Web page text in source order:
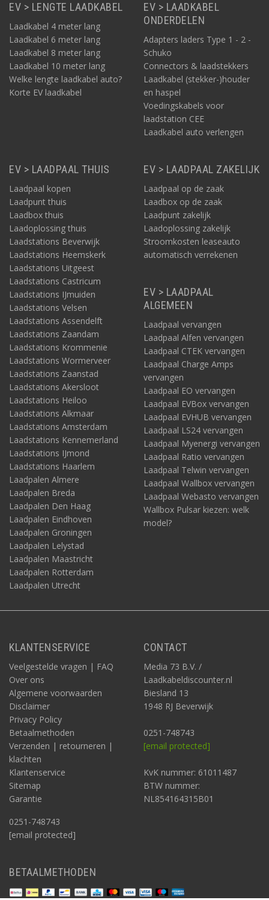
EV > LENGTE LAADKABEL
Laadkabel 4 meter lang
Laadkabel 6 meter lang
Laadkabel 8 meter lang
Laadkabel 10 meter lang
Welke lengte laadkabel auto?
Korte EV laadkabel
EV > LAADKABEL
ONDERDELEN
Adapters laders Type 1 - 2 -
Schuko
Connectors & laadstekkers
Laadkabel (stekker-)houder
en haspel
Voedingskabels voor
laadstation CEE
Laadkabel auto verlengen
EV > LAADPAAL THUIS
Laadpaal kopen
Laadpunt thuis
Laadbox thuis
Laadoplossing thuis
Laadstations Beverwijk
Laadstations Heemskerk
Laadstations Uitgeest
Laadstations Castricum
Laadstations IJmuiden
Laadstations Velsen
Laadstations Assendelft
Laadstations Zaandam
Laadstations Krommenie
Laadstations Wormerveer
Laadstations Zaanstad
Laadstations Akersloot
Laadstations Heiloo
Laadstations Alkmaar
Laadstations Amsterdam
Laadstations Kennemerland
Laadstations IJmond
Laadstations Haarlem
Laadpalen Almere
Laadpalen Breda
Laadpalen Den Haag
Laadpalen Eindhoven
Laadpalen Groningen
Laadpalen Lelystad
Laadpalen Maastricht
Laadpalen Rotterdam
Laadpalen Utrecht
EV > LAADPAAL ZAKELIJK
Laadpaal op de zaak
Laadbox op de zaak
Laadpunt zakelijk
Laadoplossing zakelijk
Stroomkosten leaseauto
automatisch verrekenen
EV > LAADPAAL
ALGEMEEN
Laadpaal vervangen
Laadpaal Alfen vervangen
Laadpaal CTEK vervangen
Laadpaal Charge Amps
vervangen
Laadpaal EO vervangen
Laadpaal EVBox vervangen
Laadpaal EVHUB vervangen
Laadpaal LS24 vervangen
Laadpaal Myenergi vervangen
Laadpaal Ratio vervangen
Laadpaal Telwin vervangen
Laadpaal Wallbox vervangen
Laadpaal Webasto vervangen
Wallbox Pulsar kiezen: welk
model?
KLANTENSERVICE
Veelgestelde vragen | FAQ
Over ons
Algemene voorwaarden
Disclaimer
Privacy Policy
Betaalmethoden
Verzenden | retourneren |
klachten
Klantenservice
Sitemap
Garantie
0251-748743
[email protected]
CONTACT
Media 73 B.V. /
Laadkabeldiscounter.nl
Biesland 13
1948 RJ Beverwijk
0251-748743
[email protected]
KvK nummer: 61011487
BTW nummer:
NL854164315B01
BETAALMETHODEN